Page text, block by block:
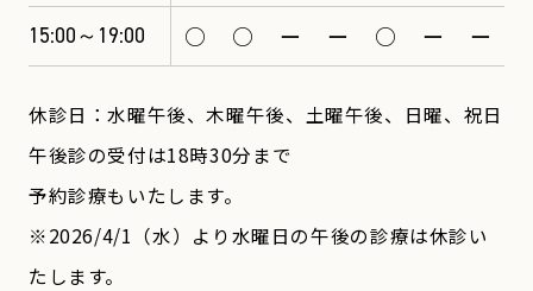
15:00～19:00 ○ ○ ー ー ○ ー ー
休診日：水曜午後、木曜午後、土曜午後、日曜、祝日
午後診の受付は18時30分まで
予約診療もいたします。
※2026/4/1（水）より水曜日の午後の診療は休診い
たします。